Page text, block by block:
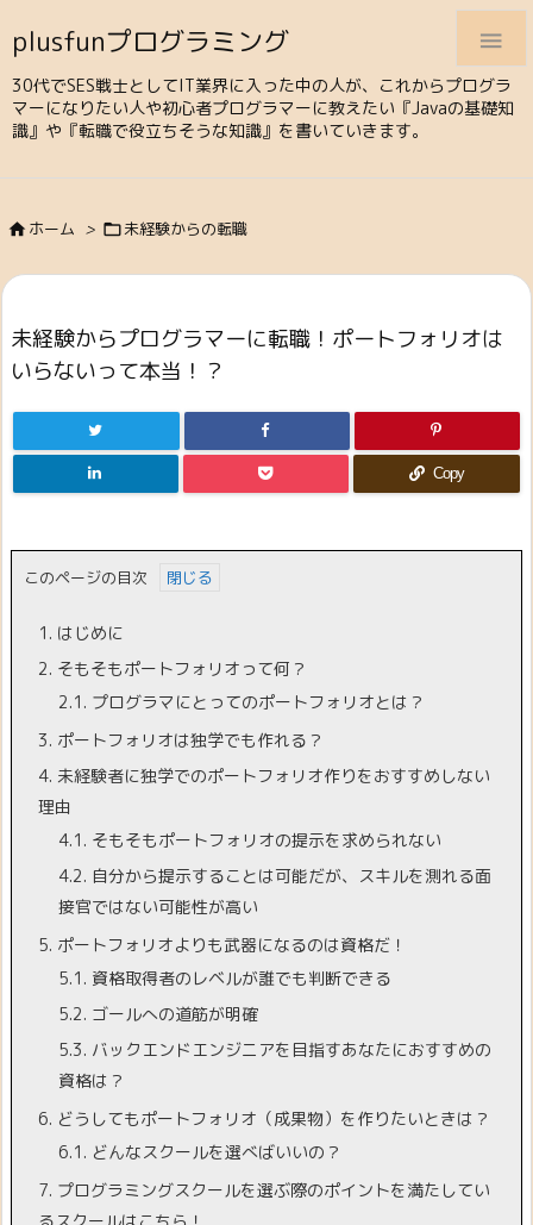
plusfunプログラミング
30代でSES戦士としてIT業界に入った中の人が、これからプログラ
マーになりたい人や初心者プログラマーに教えたい『Javaの基礎知
識』や『転職で役立ちそうな知識』を書いていきます。

 ホーム > 未経験からの転職
未経験からプログラマーに転職！ポートフォリオは
いらないって本当！？
Copy
このページの目次
1. はじめに
2. そもそもポートフォリオって何？
2.1. プログラマにとってのポートフォリオとは？
3. ポートフォリオは独学でも作れる？
4. 未経験者に独学でのポートフォリオ作りをおすすめしない
理由
4.1. そもそもポートフォリオの提示を求められない
4.2. 自分から提示することは可能だが、スキルを測れる面
接官ではない可能性が高い
5. ポートフォリオよりも武器になるのは資格だ！
5.1. 資格取得者のレベルが誰でも判断できる
5.2. ゴールへの道筋が明確
5.3. バックエンドエンジニアを目指すあなたにおすすめの
資格は？
6. どうしてもポートフォリオ（成果物）を作りたいときは？
6.1. どんなスクールを選べばいいの？
7. プログラミングスクールを選ぶ際のポイントを満たしてい